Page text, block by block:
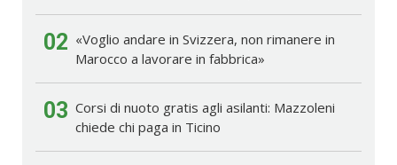
02 «Voglio andare in Svizzera, non rimanere in
Marocco a lavorare in fabbrica»
03 Corsi di nuoto gratis agli asilanti: Mazzoleni
chiede chi paga in Ticino